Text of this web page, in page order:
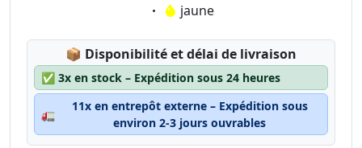
Eigenschaft:
jaune
📦 Lagerstatus:
Disponibilité et délai de livraison
✅ 3x en stock – Expédition sous 24 heures
🚛
11x en entrepôt externe – Expédition sous
environ 2-3 jours ouvrables